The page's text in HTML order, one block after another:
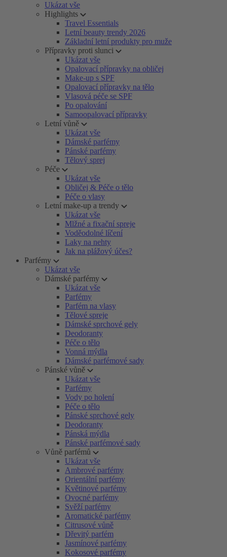
Ukázat vše
Highlights
Travel Essentials
Letní beauty trendy 2026
Základní letní produkty pro muže
Přípravky proti slunci
Ukázat vše
Opalovací přípravky na obličej
Make-up s SPF
Opalovací přípravky na tělo
Vlasová péče se SPF
Po opalování
Samoopalovací přípravky
Letní vůně
Ukázat vše
Dámské parfémy
Pánské parfémy
Tělový sprej
Péče
Ukázat vše
Obličej & Péče o tělo
Péče o vlasy
Letní make-up a trendy
Ukázat vše
Mlžné a fixační spreje
Voděodolné líčení
Laky na nehty
Jak na plážový účes?
Parfémy
Ukázat vše
Dámské parfémy
Ukázat vše
Parfémy
Parfém na vlasy
Tělové spreje
Dámské sprchové gely
Deodoranty
Péče o tělo
Vonná mýdla
Dámské parfémové sady
Pánské vůně
Ukázat vše
Parfémy
Vody po holení
Péče o tělo
Pánské sprchové gely
Deodoranty
Pánská mýdla
Pánské parfémové sady
Vůně parfémů
Ukázat vše
Ambrové parfémy
Orientální parfémy
Květinové parfémy
Ovocné parfémy
Svěží parfémy
Aromatické parfémy
Citrusové vůně
Dřevitý parfém
Jasmínové parfémy
Kokosové parfémy